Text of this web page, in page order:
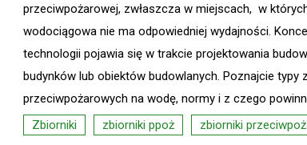
przeciwpożarowej, zwłaszcza w miejscach, w
wodociągowa nie ma odpowiedniej wydajności.
technologii pojawia się w trakcie projektowania
budynków lub obiektów budowlanych. Poznajcie typy
przeciwpożarowych na wodę, normy i z czego
Zbiorniki
zbiorniki ppoż zbiorniki